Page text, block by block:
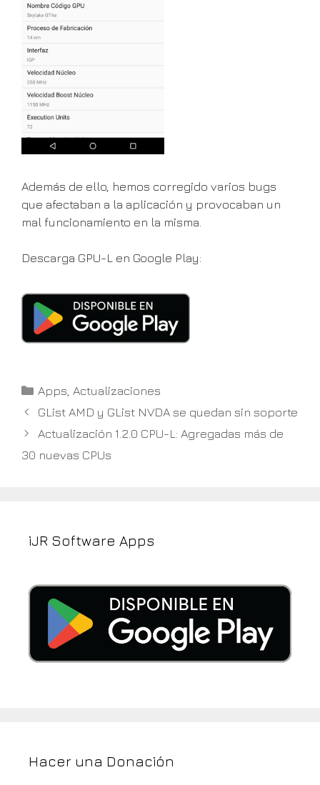
Además de ello, hemos corregido varios bugs
que afectaban a la aplicación y provocaban un
mal funcionamiento en la misma.
Descarga GPU-L en Google Play:
Categorías
Apps ,Actualizaciones
GList AMD y GList NVDA se quedan sin soporte
Actualización 1.2.0 CPU-L: Agregadas más de
30 nuevas CPUs
iJR Software Apps
Hacer una Donación